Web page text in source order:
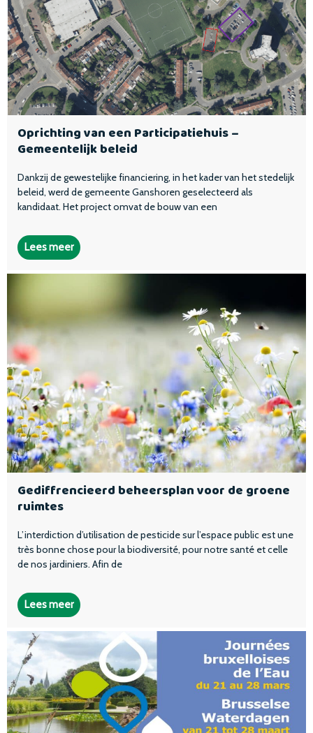
Oprichting van een Participatiehuis –
Gemeentelijk beleid
Dankzij de gewestelijke financiering, in het kader van het stedelijk
beleid, werd de gemeente Ganshoren geselecteerd als
kandidaat. Het project omvat de bouw van een
Lees meer
Gediffrencieerd beheersplan voor de groene
ruimtes
L’interdiction d’utilisation de pesticide sur l’espace public est une
très bonne chose pour la biodiversité, pour notre santé et celle
de nos jardiniers. Afin de
Lees meer